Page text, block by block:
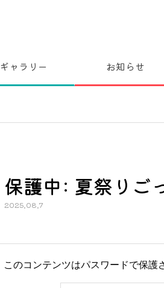
ギャラリー お知らせ
保護中: 夏祭りご
2025.08.7
このコンテンツはパスワードで保護